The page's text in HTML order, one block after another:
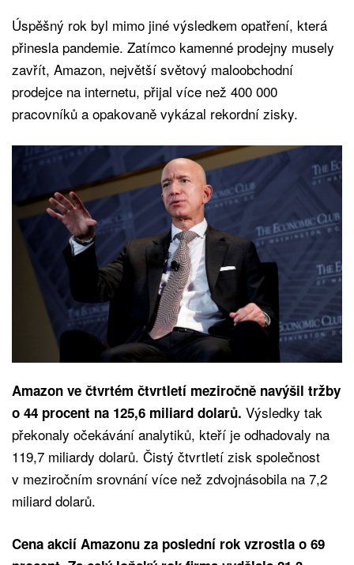
Úspěšný rok byl mimo jiné výsledkem opatření, která
přinesla pandemie. Zatímco kamenné prodejny musely
zavřít, Amazon, největší světový maloobchodní
prodejce na internetu, přijal více než 400 000
pracovníků a opakovaně vykázal rekordní zisky.
Amazon ve čtvrtém čtvrtletí meziročně navýšil tržby
o 44 procent na 125,6 miliard dolarů. Výsledky tak
překonaly očekávání analytiků, kteří je odhadovaly na
119,7 miliardy dolarů. Čistý čtvrtletí zisk společnost
v meziročním srovnání více než zdvojnásobila na 7,2
miliard dolarů.
Cena akcií Amazonu za poslední rok vzrostla o 69